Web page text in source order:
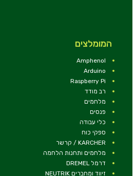
המומלצים
Amphenol
Arduino
Raspberry Pi
רב מודד
מלחמים
פנסים
כלי עבודה
ספקי כוח
KARCHER / קרשר
מלחמים ותחנות הלחמה
דרמל DREMEL
זיווד ומחברים NEUTRIK